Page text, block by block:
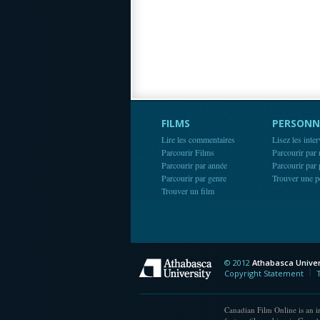
FILMS
Lire les commentaires
Parcourir Films
Parcourir par année
Parcourir par genre
Trouver un film
Lisez les
Parcourir par
Parcourir par
Trouver une
Athabasca
© 2012 Athabasca
Copyright Statement
Canadian Film Online is an